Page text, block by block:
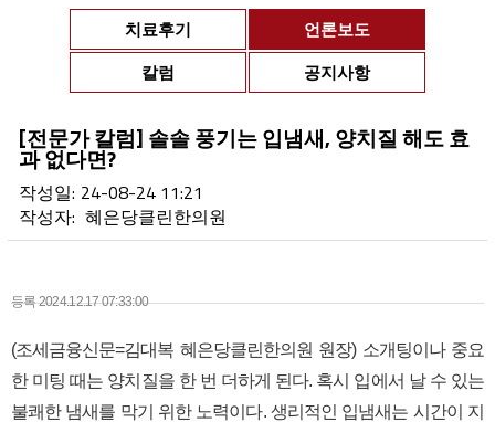
치료후기
언론보도
칼럼
공지사항
[전문가 칼럼] 솔솔 풍기는 입냄새, 양치질 해도 효
과 없다면?
작성일: 24-08-24 11:21
작성자: 혜은당클린한의원
등록 2024.12.17 07:33:00
(조세금융신문=김대복 혜은당클린한의원 원장) 소개팅이나 중요
한 미팅 때는 양치질을 한 번 더하게 된다. 혹시 입에서 날 수 있는
불쾌한 냄새를 막기 위한 노력이다. 생리적인 입냄새는 시간이 지